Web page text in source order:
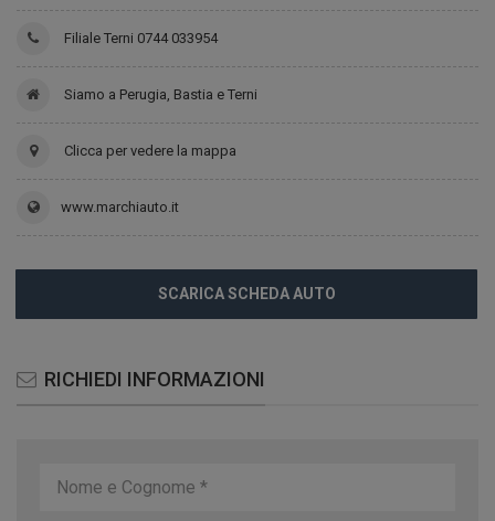
Filiale Terni 0744 033954
Siamo a Perugia, Bastia e Terni
Clicca per vedere la mappa
www.marchiauto.it
SCARICA SCHEDA AUTO
RICHIEDI INFORMAZIONI